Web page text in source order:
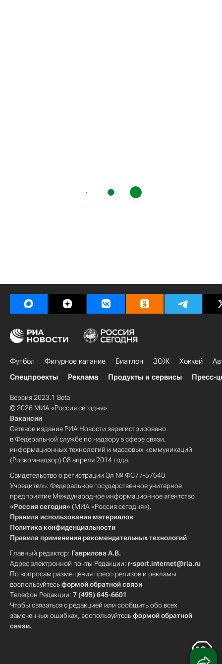
Футбол Фигурное катание Биатлон ЗОЖ Хоккей
Спецпроекты
Реклама Продукты и сервисы Пресс-
Версия 2023.1 Beta
© 2026 МИА «Россия сегодня»
Вакансии
Сетевое издание РИА Новости зарегистрировано
в Федеральной службе по надзору в сфере связи,
информационных технологий и массовых коммуникаций
(Роскомнадзор) 08 апреля 2014 года.
Свидетельство о регистрации Эл № ФС77-57640
Учредитель: Федеральное государственное унитарное
предприятие Международное информационное агентство
«Россия сегодня» (МИА «Россия сегодня»).
Правила использования материалов
Политика конфиденциальности
Правила применения рекомендательных технологий
Главный редактор: Гаврилова А.В.
Адрес электронной почты Редакции: r-sport.internet@ria.ru
По вопросам размещения пресс-релизов и рекламы
воспользуйтесьформой обратной связи
Телефон Редакции: 7 (495) 645-6601
Чтобы связаться с редакцией или сообщить обо всех
замеченных ошибках, воспользуйтесьформой обратной
связи.